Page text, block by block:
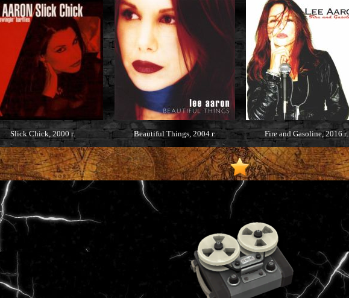
Slick Chick, 2000 г. Beautiful Things, 2004 г. Fire and Gasoline, 2016 г.